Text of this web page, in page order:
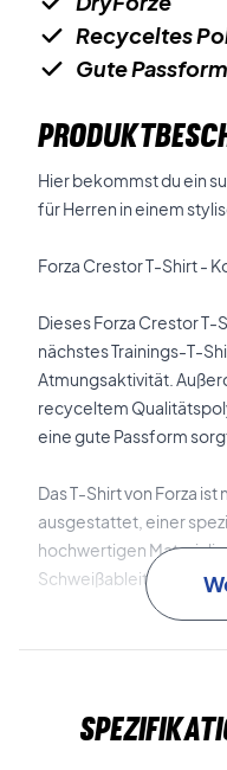
Recyceltes
Gute Passform
Hier bekommst du ein
für Herren in einem
Forza Crestor T-Shirt -
Dieses Forza Crestor T-
nächstes Trainings-T-
Atmungsaktivität.
recyceltem
eine gute Passform
Das T-Shirt von Forza ist
ausgestattet, einer
hochwertigen
Schweißableitung sorgt.
Insgesamt ein super